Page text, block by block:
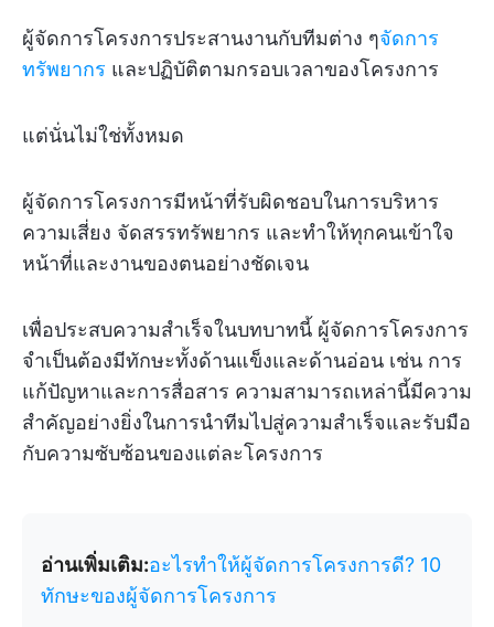
ผู้จัดการโครงการประสานงานกับทีมต่าง ๆจัดการ
ทรัพยากร และปฏิบัติตามกรอบเวลาของโครงการ
แต่นั่นไม่ใช่ทั้งหมด
ผู้จัดการโครงการมีหน้าที่รับผิดชอบในการบริหาร
ความเสี่ยง จัดสรรทรัพยากร และทำให้ทุกคนเข้าใจ
หน้าที่และงานของตนอย่างชัดเจน
เพื่อประสบความสำเร็จในบทบาทนี้ ผู้จัดการโครงการ
จำเป็นต้องมีทักษะทั้งด้านแข็งและด้านอ่อน เช่น การ
แก้ปัญหาและการสื่อสาร ความสามารถเหล่านี้มีความ
สำคัญอย่างยิ่งในการนำทีมไปสู่ความสำเร็จและรับมือ
กับความซับซ้อนของแต่ละโครงการ
อ่านเพิ่มเติม:อะไรทำให้ผู้จัดการโครงการดี? 10
ทักษะของผู้จัดการโครงการ